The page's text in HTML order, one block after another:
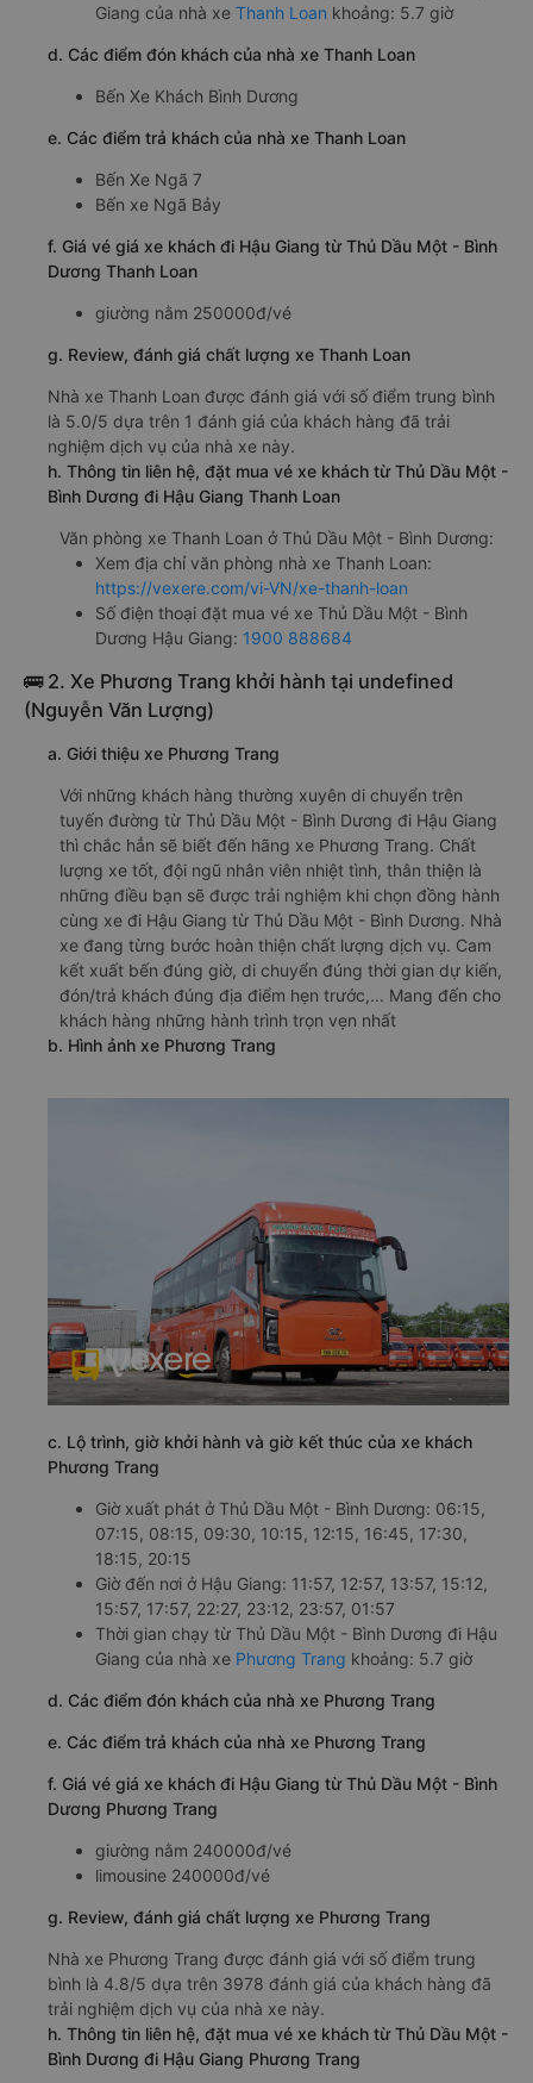
Giang của nhà xe Thanh Loan khoảng: 5.7 giờ
d. Các điểm đón khách của nhà xe Thanh Loan
Bến Xe Khách Bình Dương
e. Các điểm trả khách của nhà xe Thanh Loan
Bến Xe Ngã 7
Bến xe Ngã Bảy
f. Giá vé giá xe khách đi Hậu Giang từ Thủ Dầu Một - Bình
Dương Thanh Loan
giường nằm 250000đ/vé
g. Review, đánh giá chất lượng xe Thanh Loan
Nhà xe Thanh Loan được đánh giá với số điểm trung bình
là 5.0/5 dựa trên 1 đánh giá của khách hàng đã trải
nghiệm dịch vụ của nhà xe này.
h. Thông tin liên hệ, đặt mua vé xe khách từ Thủ Dầu Một -
Bình Dương đi Hậu Giang Thanh Loan
Văn phòng xe Thanh Loan ở Thủ Dầu Một - Bình Dương:
Xem địa chỉ văn phòng nhà xe Thanh Loan:
https://vexere.com/vi-VN/xe-thanh-loan
Số điện thoại đặt mua vé xe Thủ Dầu Một - Bình
Dương Hậu Giang: 1900 888684
🚌 2. Xe Phương Trang khởi hành tại undefined
(Nguyễn Văn Lượng)
a. Giới thiệu xe Phương Trang
Với những khách hàng thường xuyên di chuyển trên
tuyến đường từ Thủ Dầu Một - Bình Dương đi Hậu Giang
thì chắc hẳn sẽ biết đến hãng xe Phương Trang. Chất
lượng xe tốt, đội ngũ nhân viên nhiệt tình, thân thiện là
những điều bạn sẽ được trải nghiệm khi chọn đồng hành
cùng xe đi Hậu Giang từ Thủ Dầu Một - Bình Dương. Nhà
xe đang từng bước hoàn thiện chất lượng dịch vụ. Cam
kết xuất bến đúng giờ, di chuyển đúng thời gian dự kiến,
đón/trả khách đúng địa điểm hẹn trước,... Mang đến cho
khách hàng những hành trình trọn vẹn nhất
b. Hình ảnh xe Phương Trang
c. Lộ trình, giờ khởi hành và giờ kết thúc của xe khách
Phương Trang
Giờ xuất phát ở Thủ Dầu Một - Bình Dương: 06:15,
07:15, 08:15, 09:30, 10:15, 12:15, 16:45, 17:30,
18:15, 20:15
Giờ đến nơi ở Hậu Giang: 11:57, 12:57, 13:57, 15:12,
15:57, 17:57, 22:27, 23:12, 23:57, 01:57
Thời gian chạy từ Thủ Dầu Một - Bình Dương đi Hậu
Giang của nhà xe Phương Trang khoảng: 5.7 giờ
d. Các điểm đón khách của nhà xe Phương Trang
e. Các điểm trả khách của nhà xe Phương Trang
f. Giá vé giá xe khách đi Hậu Giang từ Thủ Dầu Một - Bình
Dương Phương Trang
giường nằm 240000đ/vé
limousine 240000đ/vé
g. Review, đánh giá chất lượng xe Phương Trang
Nhà xe Phương Trang được đánh giá với số điểm trung
bình là 4.8/5 dựa trên 3978 đánh giá của khách hàng đã
trải nghiệm dịch vụ của nhà xe này.
h. Thông tin liên hệ, đặt mua vé xe khách từ Thủ Dầu Một -
Bình Dương đi Hậu Giang Phương Trang